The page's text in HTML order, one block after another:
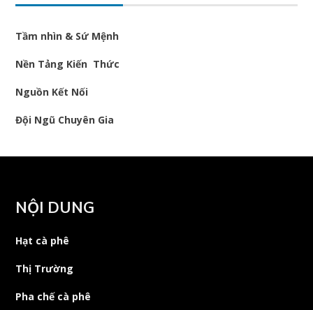
Tầm nhìn & Sứ Mệnh
Nền Tảng Kiến Thức
Nguồn Kết Nối
Đội Ngũ Chuyên Gia
NỘI DUNG
Hạt cà phê
Thị Trường
Pha chế cà phê